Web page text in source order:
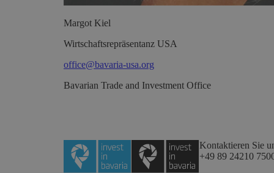
Margot Kiel
Wirtschaftsrepräsentanz USA
office@bavaria-usa.org
Bavarian Trade and Investment Office
Kontaktieren Sie
+49 89 24210